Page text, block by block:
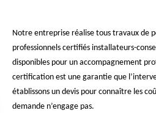
Notre entreprise réalise tous travaux de
professionnels certifiés installateurs-
disponibles pour un accompagnement
certification est une garantie que
établissons un devis pour connaître les
demande n’engage pas.